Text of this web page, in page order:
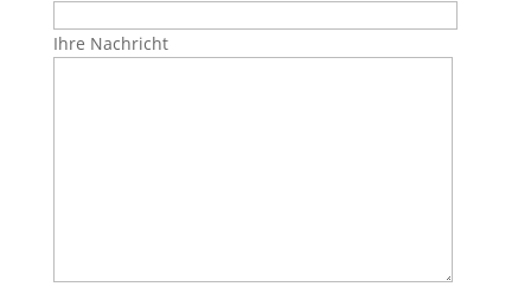
Ihre Nachricht